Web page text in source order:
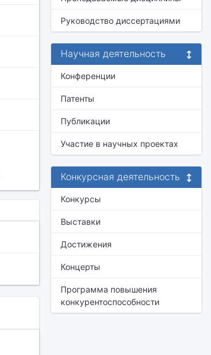
Руководство диссертациями
Научная деятельность
Конференции
Патенты
Публикации
Участие в научных проектах
Конкурсная деятельность
Конкурсы
Выставки
Достижения
Концерты
Программа повышения
конкурентоспособности